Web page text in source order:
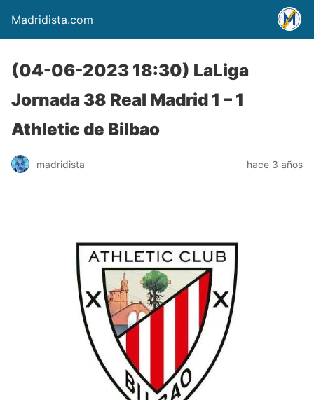
Madridista.com
(04-06-2023 18:30) LaLiga
Jornada 38 Real Madrid 1 – 1
Athletic de Bilbao
madridista hace 3 años